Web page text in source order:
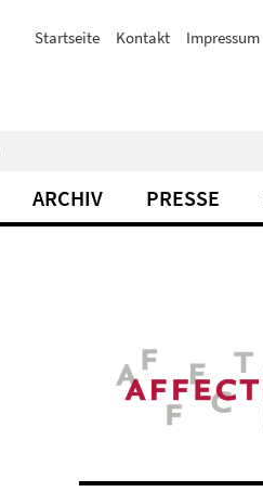
Startseite Kontakt Impressum
ARCHIV PRESSE